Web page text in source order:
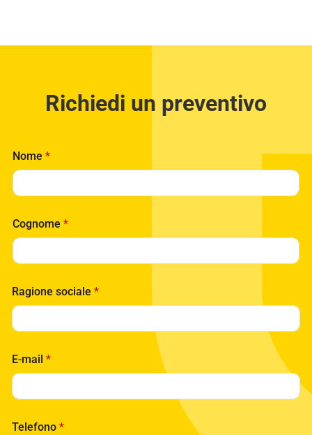
Richiedi un preventivo
Nome *
Cognome *
Ragione sociale *
E-mail *
Telefono *